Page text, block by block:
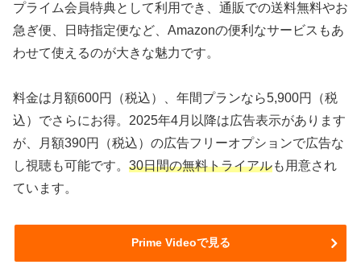
プライム会員特典として利用でき、通販での送料無料やお
急ぎ便、日時指定便など、Amazonの便利なサービスもあ
わせて使えるのが大きな魅力です。
料金は月額600円（税込）、年間プランなら5,900円（税
込）でさらにお得。2025年4月以降は広告表示があります
が、月額390円（税込）の広告フリーオプションで広告な
し視聴も可能です。 30日間の無料トライアルも用意され
ています。
Prime Videoで見る